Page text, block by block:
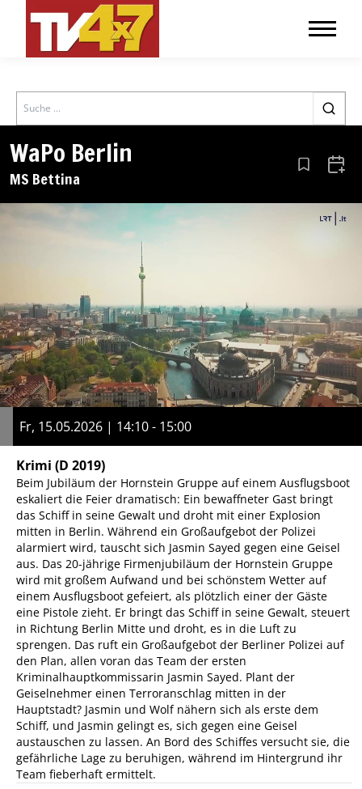
Search
WaPo Berlin
MS Bettina Aus den
Fr, 15.05.2026 | 14:10 - 15:00
Krimi (D 2019)
Beim Jubiläum der Hornstein Gruppe auf einem Ausflugsboot
eskaliert die Feier dramatisch: Ein bewaffneter Gast bringt
das Schiff in seine Gewalt und droht mit einer Explosion
mitten in Berlin. Während ein Großaufgebot der Polizei
alarmiert wird, tauscht sich Jasmin Sayed gegen eine Geisel
aus. Das 20-jährige Firmenjubiläum der Hornstein Gruppe
wird mit großem Aufwand und bei schönstem Wetter auf
einem Ausflugsboot gefeiert, als plötzlich einer der Gäste
eine Pistole zieht. Er bringt das Schiff in seine Gewalt, steuert
in Richtung Berlin Mitte und droht, es in die Luft zu
sprengen. Das ruft ein Großaufgebot der Berliner Polizei auf
den Plan, allen voran das Team der ersten
Kriminalhauptkommissarin Jasmin Sayed. Plant der
Geiselnehmer einen Terroranschlag mitten in der
Hauptstadt? Jasmin und Wolf nähern sich als erste dem
Schiff, und Jasmin gelingt es, sich gegen eine Geisel
austauschen zu lassen. An Bord des Schiffes versucht sie, die
gefährliche Lage zu beruhigen, während im Hintergrund ihr
Team fieberhaft ermittelt.